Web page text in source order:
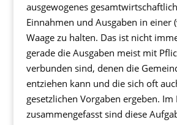
ausgewogenes
Einnahmen und Ausgaben in einer
Waage zu halten. Das ist nicht
gerade die Ausgaben meist mit
verbunden sind, denen die
entziehen kann und die sich oft
gesetzlichen Vorgaben ergeben. Im
zusammengefasst sind diese